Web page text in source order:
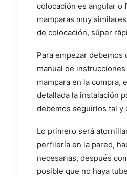
colocación es angular o
mamparas muy
de colocación, súper
Para empezar debemos
manual de
mampara en la compra,
detallada la instalación
debemos seguirlos tal y
Lo primero será
perfilería en la pared,
necesarias, después
posible que no haya